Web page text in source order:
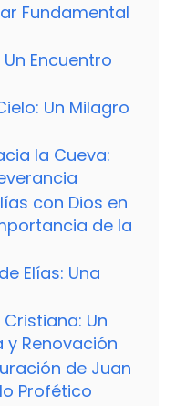
Fundamental
Encuentro
Un Milagro
la Cueva:
con Dios en
de la
Elías: Una
Un
y Renovación
de Juan
Profético